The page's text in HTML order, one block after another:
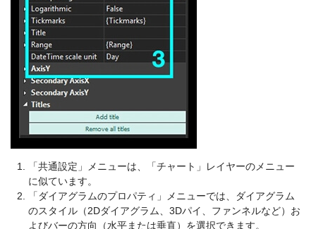
「共通設定」メニューは、「チャート」レイヤーのメニュー
に似ています。
「ダイアグラムのプロパティ」メニューでは、ダイアグラム
のスタイル（2Dダイアグラム、3Dパイ、ファンネルなど）お
よびバーの方向（水平または垂直）を選択できます。